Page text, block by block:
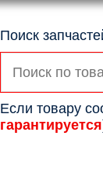
Поиск
Если товару
гарантируется